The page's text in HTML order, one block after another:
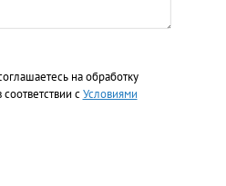
на обработку
сУсловиями